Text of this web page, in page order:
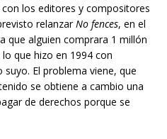
los editores y compositores
relanzarNo fences, en el
que alguien comprara 1 millón
que hizo en 1994 con
El problema viene, que
se obtiene a cambio una
de derechos porque se